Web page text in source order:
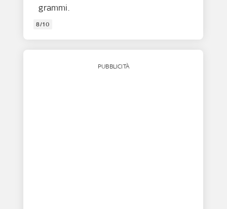
grammi.
8/10
PUBBLICITÀ